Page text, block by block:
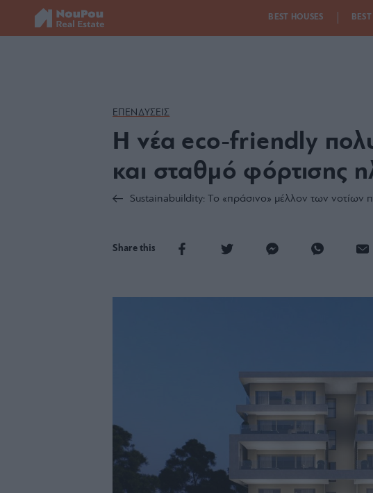
BEST HOUSES
ΕΠΕΝΔΥΣΕΙΣ
Η νέα eco-friendly
και σταθμό φόρτισης
Sustainabuildity: Το «πράσινο» μέλλον των νοτίων
Share this